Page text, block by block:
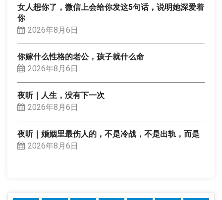
女人想你了，微信上会给你发这5句话，说明她深爱着
你
2026年8月6日
你嫁什么性格的老公，孩子就什么命
2026年8月6日
夜听｜人生，没有下一次
2026年8月6日
夜听｜婚姻里最伤人的，不是冷战，不是出轨，而是
2026年8月6日